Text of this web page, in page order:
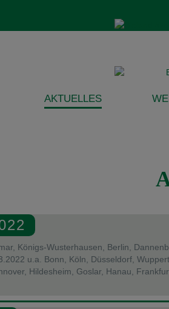
AKTUELLES
Königs-Wusterhausen, Berlin,
u.a. Bonn, Köln, Düsseldorf,
Hildesheim, Goslar, Hanau,